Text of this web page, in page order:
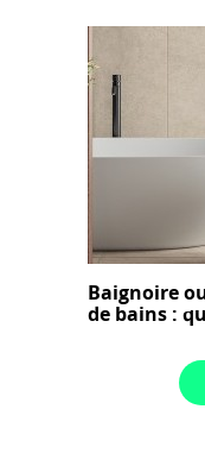
Baignoire
de bains :